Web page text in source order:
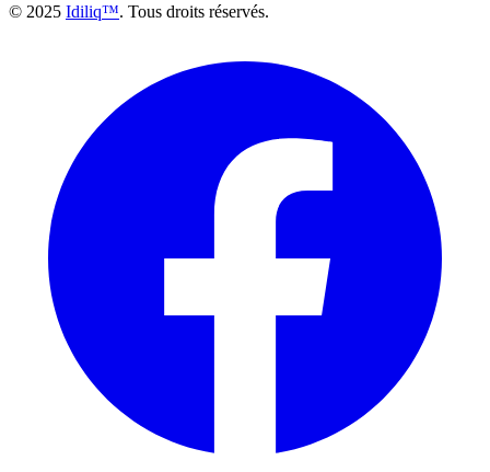
© 2025 Idiliq™. Tous droits réservés.